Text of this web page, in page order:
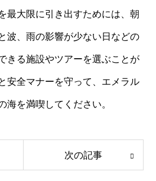
最大限に引き出すためには、朝
波、雨の影響が少ない日などの
きる施設やツアーを選ぶことが
安全マナーを守って、エメラル
海を満喫してください。
次の記事